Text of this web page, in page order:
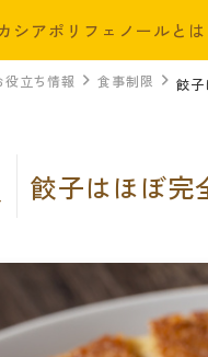
シアポリフェノールとは
役立ち情報 食事制限 餃
餃子はほぼ完